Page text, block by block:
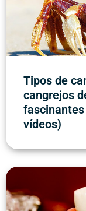
Tipos de
cangrejos
vídeos)